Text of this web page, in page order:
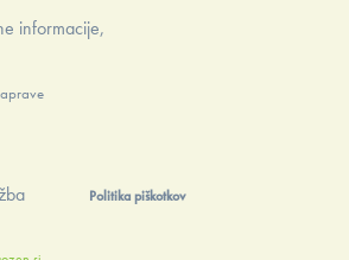
informacije,
Politika piškotkov